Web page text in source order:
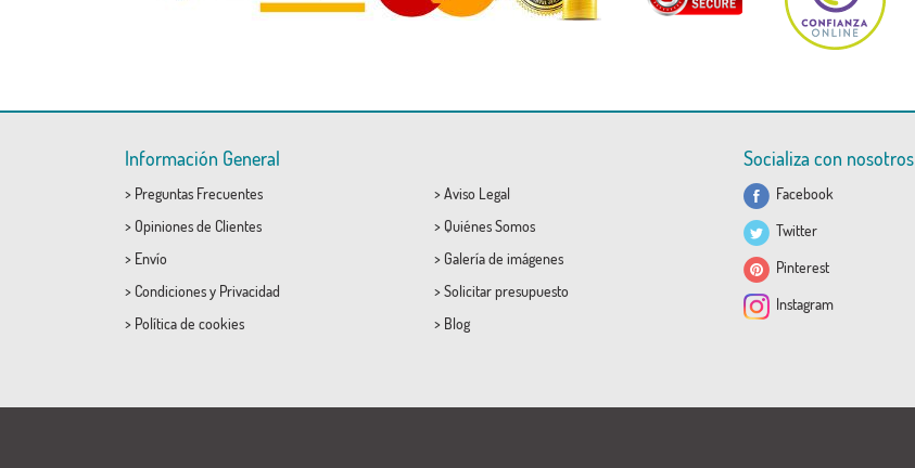
Información General
> Preguntas Frecuentes
> Opiniones de Clientes
> Envío
> Condicionesy Privacidad
> Política de cookies
> Aviso Legal
> Quiénes Somos
> Galería de imágenes
> Solicitar presupuesto
> Blog
Socializa con nosotros
Facebook
Twitter
Pinterest
Instagram